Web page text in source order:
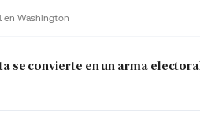
en Washington
se convierte en un arma